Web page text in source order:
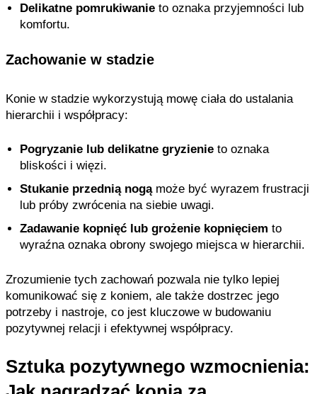
Delikatne pomrukiwanie to oznaka przyjemności lub
komfortu.
Zachowanie w stadzie
Konie w stadzie wykorzystują mowę ciała do ustalania
hierarchii i współpracy:
Pogryzanie lub delikatne gryzienie to oznaka
bliskości i więzi.
Stukanie przednią nogąmoże być wyrazem frustracji
lub próby zwrócenia na siebie uwagi.
Zadawanie kopnięć lub grożenie kopnięciem to
wyraźna oznaka obrony swojego miejsca w hierarchii.
Zrozumienie tych zachowań pozwala nie tylko lepiej
komunikować się z koniem, ale także dostrzec jego
potrzeby i nastroje, co jest kluczowe w budowaniu
pozytywnej relacji i efektywnej współpracy.
Sztuka pozytywnego wzmocnienia: